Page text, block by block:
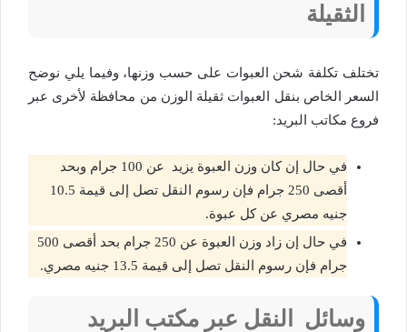
الثقيلة
تختلف تكلفة شحن العبوات على حسب وزنها، وفيما يلي نوضح
السعر الخاص بنقل العبوات ثقيلة الوزن من محافظة لأخرى عبر
فروع مكاتب البريد:
في حال إن كان وزن العبوة يزيد عن 100 جرام وبحد
أقصى 250 جرام فإن رسوم النقل تصل إلى قيمة 10.5
جنيه مصري عن كل عبوة.
في حال إن زاد وزن العبوة عن 250 جرام بحد أقصى 500
جرام فإن رسوم النقل تصل إلى قيمة 13.5 جنيه مصري.
وسائل النقل عبر مكتب البريد